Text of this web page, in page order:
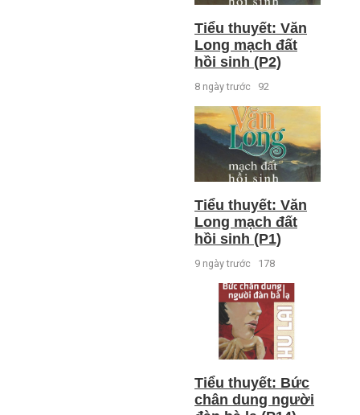
Tiểu thuyết: Văn
Long mạch đất
hồi sinh (P2)
8 ngày trước 92
Tiểu thuyết: Văn
Long mạch đất
hồi sinh (P1)
9 ngày trước 178
Tiểu thuyết: Bức
chân dung người